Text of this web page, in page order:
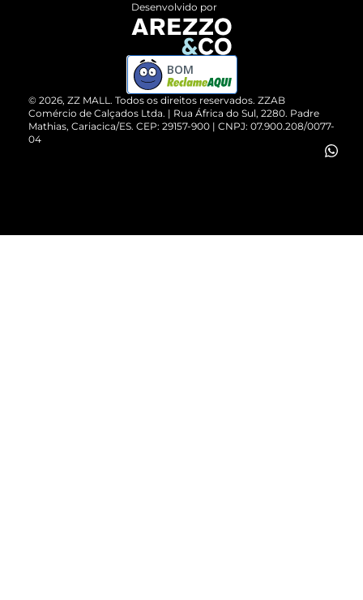
ZZ MALL é confiável
Cartão Presente
Vendas Corporativas
Devolução do Produto
Compre pelo WhatsApp
© 2026, ZZ MALL. Todos os direitos reservados. ZZAB
Comércio de Calçados Ltda. | Rua África do Sul, 2280. Padre
Mathias, Cariacica/ES. CEP: 29157-900 | CNPJ: 07.900.208/0077-
04
Desenvolvido por
BOM